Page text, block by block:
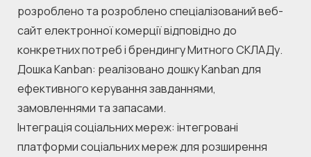
розроблено та розроблено спеціалізований веб-
сайт електронної комерції відповідно до
конкретних потреб і брендингу Митного СКЛАДу.
Дошка Kanban: реалізовано дошку Kanban для
ефективного керування завданнями,
замовленнями та запасами.
Інтеграція соціальних мереж: інтегровані
платформи соціальних мереж для розширення